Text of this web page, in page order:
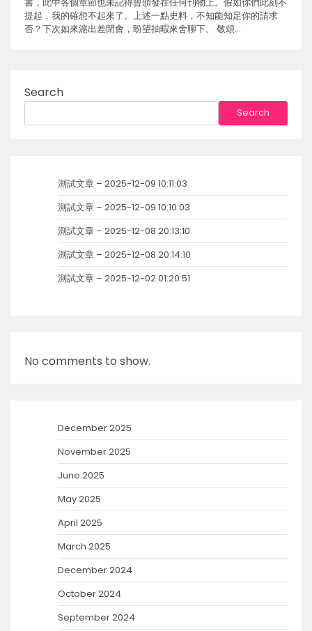
提起，我的確想不起來了。上述一點史料，不知能知足你的請求
否？下次如來滬出差閉會，盼望抽暇來舍聊下。 敬頌…
Search
Search
測試文章 – 2025-12-09 10:11:03
測試文章 – 2025-12-09 10:10:03
測試文章 – 2025-12-08 20:13:10
測試文章 – 2025-12-08 20:14:10
測試文章 – 2025-12-02 01:20:51
No comments to show.
December 2025
November 2025
June 2025
May 2025
April 2025
March 2025
December 2024
October 2024
September 2024